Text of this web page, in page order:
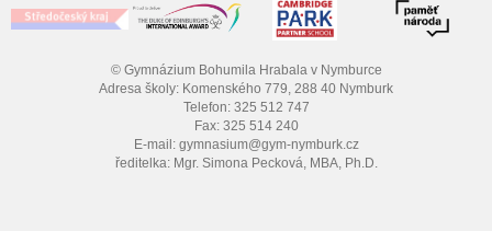
© Gymnázium Bohumila Hrabala v Nymburce
Adresa školy: Komenského 779, 288 40 Nymburk
Telefon: 325 512 747
Fax: 325 514 240
E-mail: gymnasium@gym-nymburk.cz
ředitelka: Mgr. Simona Pecková, MBA, Ph.D.